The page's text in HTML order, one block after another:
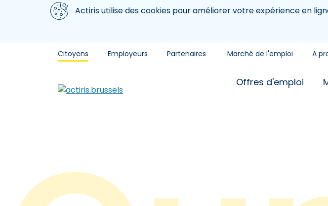
Aller au contenu principal
Nous utilisons des cookiesActiris utilise des cookies pour améliorer votre expérience en
Citoyens Employeurs Partenaires Marché de l'emploi A
Offres d'emploi